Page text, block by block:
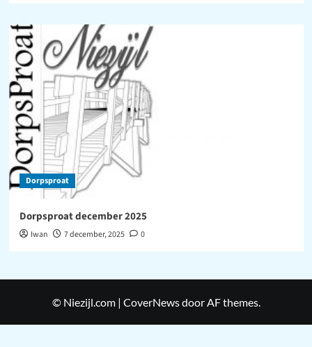
Dorpsproat
Dorpsproat december 2025
Iwan 7 december, 2025 0
© Niezijl.com | CoverNewsdoor AF themes.